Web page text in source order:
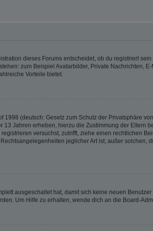
dieses Forums entscheidet, ob du registriert
zum Beispiel Avatarbilder, Private Nachrichten,
Vorteile bietet.
1998 (deutsch: Gesetz zum Schutz der Privatsphäre
Jahren erheben, hierzu die Zustimmung der Eltern
versuchst, zutrifft, ziehe einen rechtlichen
jeglicher Art ist; außer solchen,
ausgeschaltet hat, damit sich keine neuen
Um Hilfe zu erhalten, wende dich an die Board-